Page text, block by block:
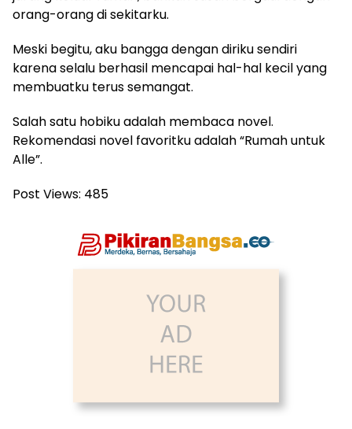
orang-orang di sekitarku.
Meski begitu, aku bangga dengan diriku sendiri
karena selalu berhasil mencapai hal-hal kecil yang
membuatku terus semangat.
Salah satu hobiku adalah membaca novel.
Rekomendasi novel favoritku adalah “Rumah untuk
Alle”.
Post Views: 485